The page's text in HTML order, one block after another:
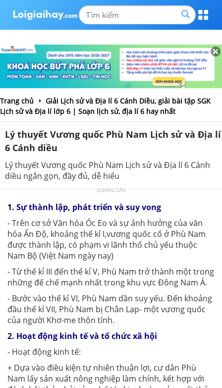
Trang chủ
Giải Lịch sử và Địa lí 6 Cánh Diều, giải bài tập SGK
Lịch sử và Địa lí lớp 6 | Soạn lịch sử, địa lí 6 hay nhất
Lý thuyết Vương quốc Phù Nam Lịch sử và Địa lí
6 Cánh diều
Lý thuyết Vương quốc Phù Nam Lịch sử và Địa lí 6 Cánh
diều ngắn gọn, đầy đủ, dễ hiểu
QUẢNG CÁO
1. Sự thành lập, phát triển và suy vong
- Trên cơ sở Văn hóa Óc Eo và sự ảnh hưởng của văn
hóa Ấn Độ, khoảng thế kỉ I,vương quốc cổ ở Phù Nam
được thành lập, có phạm vi lãnh thổ chủ yếu thuộc
Nam Bộ (Việt Nam ngày nay)
- Từ thế kỉ III đến thế kỉ V, Phù Nam trở thành một trong
những đế chế mạnh nhất trong khu vực Đông Nam Á.
- Bước vào thế kỉ VI, Phù Nam dần suy yếu. Đến khoảng
đầu thế kỉ VII, Phù Nam bị Chân Lạp- một vương quốc
của người Khơ-me thôn tính.
2. Hoạt động kinh tế và tổ chức xã hội
- Hoạt động kinh tế:
+ Dựa vào điều kiện tự nhiên thuận lợi, cư dân Phù
Nam lấy sản xuất nông nghiệp làm chính, kết hợp với